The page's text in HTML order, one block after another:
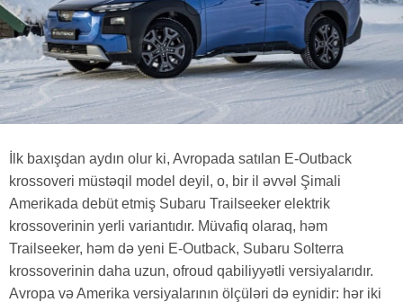
İlk baxışdan aydın olur ki, Avropada satılan E-Outback
krossoveri müstəqil model deyil, o, bir il əvvəl Şimali
Amerikada debüt etmiş Subaru Trailseeker elektrik
krossoverinin yerli variantıdır. Müvafiq olaraq, həm
Trailseeker, həm də yeni E-Outback, Subaru Solterra
krossoverinin daha uzun, ofroud qabiliyyətli versiyalarıdır.
Avropa və Amerika versiyalarının ölçüləri də eynidir: hər iki